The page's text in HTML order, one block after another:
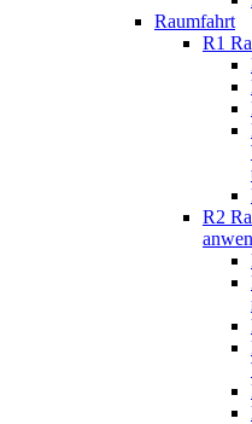
Raumfahrt
R1
R2